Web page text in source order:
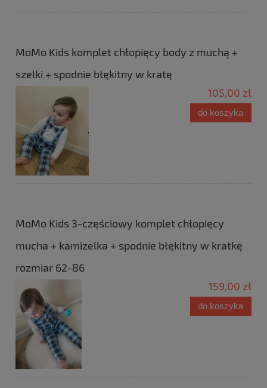
MoMo Kids komplet chłopięcy body z muchą +
szelki + spodnie błękitny w kratę
105,00 zł
do koszyka
MoMo Kids 3-częściowy komplet chłopięcy
mucha + kamizelka + spodnie błękitny w kratkę
rozmiar 62-86
159,00 zł
do koszyka